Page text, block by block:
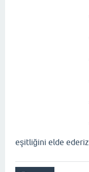
eşitliğini elde ederiz.